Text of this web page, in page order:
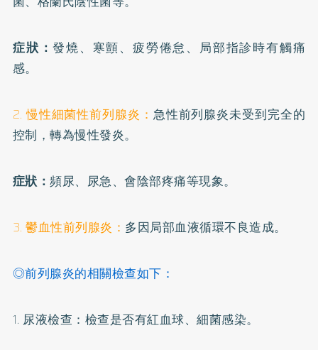
症狀：發燒、寒顫、疲勞倦怠、局部指診時有觸痛
感。
2. 慢性細菌性前列腺炎： 急性前列腺炎未受到完全的
控制，轉為慢性發炎。
症狀：頻尿、尿急、會陰部疼痛等現象。
3. 鬱血性前列腺炎： 多因局部血液循環不良造成。
◎前列腺炎的相關檢查如下：
1. 尿液檢查：檢查是否有紅血球、細菌感染。